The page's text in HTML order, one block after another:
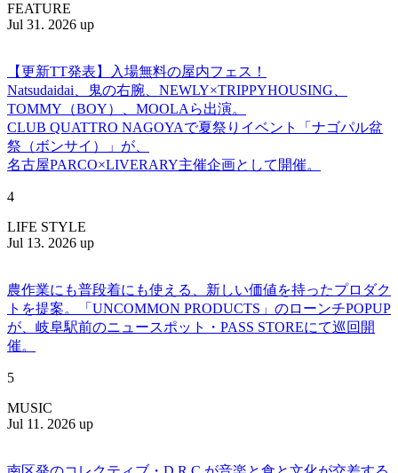
FEATURE
Jul 31. 2026 up
【更新TT発表】入場無料の屋内フェス！
Natsudaidai、鬼の右腕、NEWLY×TRIPPYHOUSING、
TOMMY（BOY）、MOOLAら出演。
CLUB QUATTRO NAGOYAで夏祭りイベント「ナゴパル盆
祭（ボンサイ）」が、
名古屋PARCO×LIVERARY主催企画として開催。
4
LIFE STYLE
Jul 13. 2026 up
農作業にも普段着にも使える、新しい価値を持ったプロダク
トを提案。「UNCOMMON PRODUCTS」のローンチPOPUP
が、岐阜駅前のニュースポット・PASS STOREにて巡回開
催。
5
MUSIC
Jul 11. 2026 up